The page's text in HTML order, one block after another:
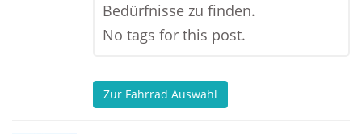
Bedürfnisse zu finden.
No tags for this post.
Zur Fahrrad Auswahl